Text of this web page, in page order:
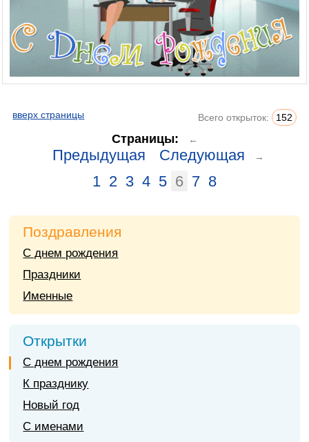
вверх страницы Всего открыток: 152
Страницы: ←
Предыдущая Следующая →
1 2 3 4 5 6 7 8
Поздравления
С днем рождения
Праздники
Именные
Открытки
С днем рождения
К празднику
Новый год
С именами